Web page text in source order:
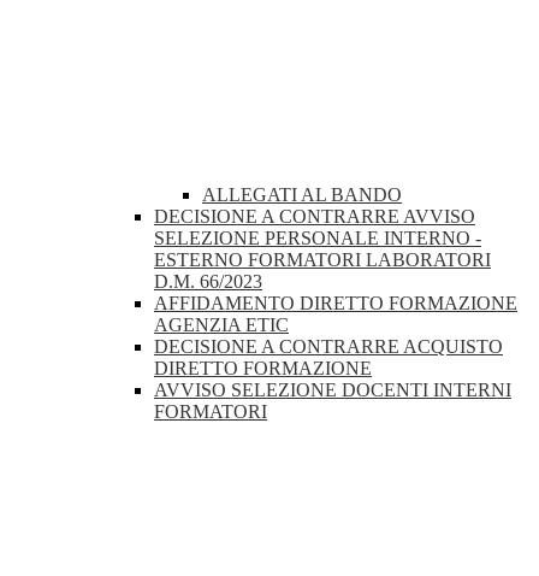
ALLEGATI AL BANDO
DECISIONE A CONTRARRE AVVISO
SELEZIONE PERSONALE INTERNO -
ESTERNO FORMATORI LABORATORI
D.M. 66/2023
AFFIDAMENTO DIRETTO FORMAZIONE
AGENZIA ETIC
DECISIONE A CONTRARRE ACQUISTO
DIRETTO FORMAZIONE
AVVISO SELEZIONE DOCENTI INTERNI
FORMATORI